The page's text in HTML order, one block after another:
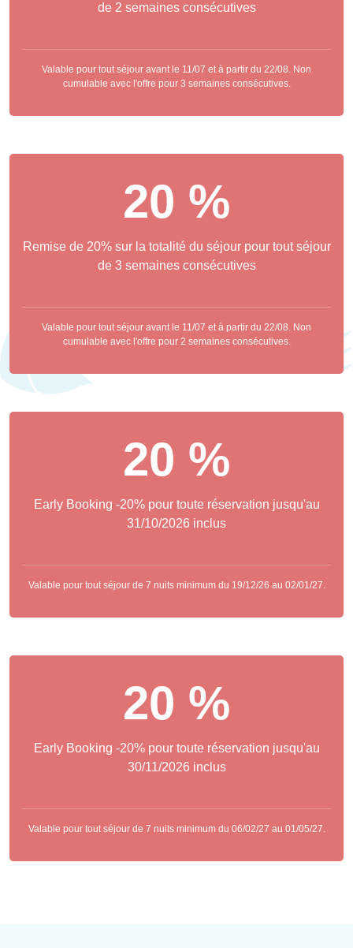
de 2 semaines consécutives
Valable pour tout séjour avant le 11/07 et à partir du 22/08. Non
cumulable avec l'offre pour 3 semaines consécutives.
20 %
Remise de 20% sur la totalité du séjour pour tout séjour
de 3 semaines consécutives
Valable pour tout séjour avant le 11/07 et à partir du 22/08. Non
cumulable avec l'offre pour 2 semaines consécutives.
20 %
Early Booking -20% pour toute réservation jusqu'au
31/10/2026 inclus
Valable pour tout séjour de 7 nuits minimum du 19/12/26 au 02/01/27.
20 %
Early Booking -20% pour toute réservation jusqu'au
30/11/2026 inclus
Valable pour tout séjour de 7 nuits minimum du 06/02/27 au 01/05/27.